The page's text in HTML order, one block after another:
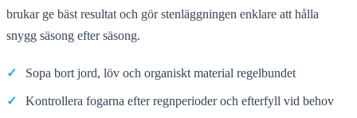
brukar ge bäst resultat och gör stenläggningen enklare att hålla
snygg säsong efter säsong.
✓ Sopa bort jord, löv och organiskt material regelbundet
✓ Kontrollera fogarna efter regnperioder och efterfyll vid behov